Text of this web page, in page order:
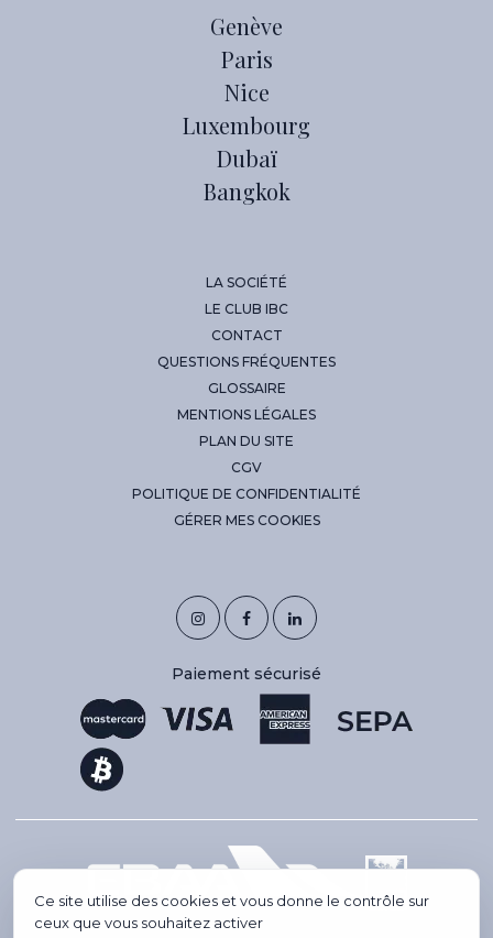
Genève
Paris
Nice
Luxembourg
Dubaï
Bangkok
LA SOCIÉTÉ
LE CLUB IBC
CONTACT
QUESTIONS FRÉQUENTES
GLOSSAIRE
MENTIONS LÉGALES
PLAN DU SITE
CGV
POLITIQUE DE CONFIDENTIALITÉ
GÉRER MES COOKIES
Paiement sécurisé
Ce site utilise des cookies et vous donne le contrôle sur
ceux que vous souhaitez activer